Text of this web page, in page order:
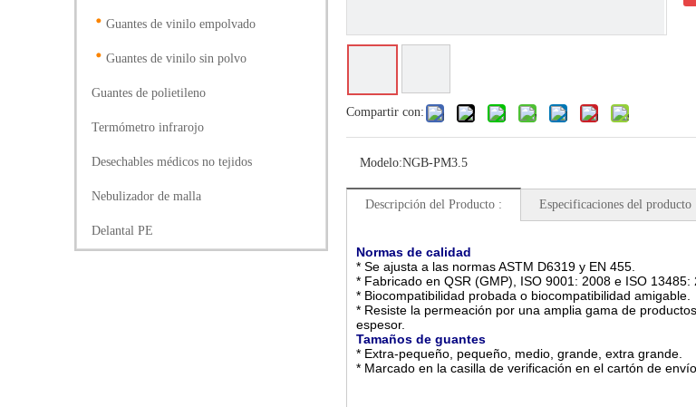
Guantes de vinilo empolvado
Guantes de vinilo sin polvo
Guantes de polietileno
Termómetro infrarojo
Desechables médicos no tejidos
Nebulizador de malla
Delantal PE
Compartir con:
Modelo:NGB-PM3.5
Descripción del Producto : Especificaciones del producto
Normas de calidad
* Se ajusta a las normas ASTM D6319 y EN 455.
* Fabricado en QSR (GMP), ISO 9001: 2008 e ISO
* Biocompatibilidad probada o biocompatibilidad amigable.
* Resiste la permeación por una amplia gama de
espesor.
Tamaños de guantes
* Extra-pequeño, pequeño, medio, grande, extra grande.
* Marcado en la casilla de verificación en el cartón de